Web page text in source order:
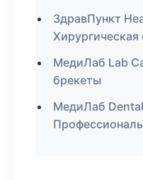
ЗдравПункт
Хирургическая
МедиЛаб Lab
брекеты
МедиЛаб